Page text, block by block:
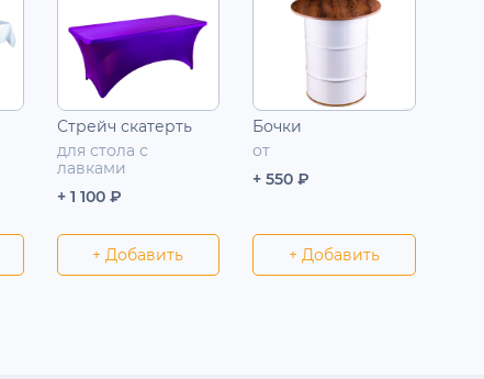
Стрейч скатерть
для стола с
лавками
+ 1 100 ₽
+ Добавить
Бочки
от
+ 550 ₽
+ Добавить